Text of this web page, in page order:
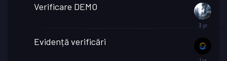
Verificare DEMO
Evidență verificări